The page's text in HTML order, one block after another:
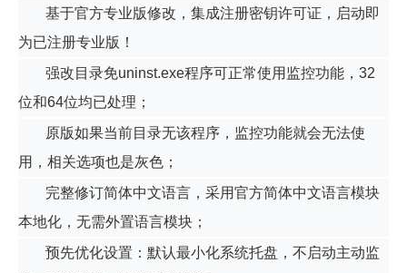
基于官方专业版修改，集成注册密钥许可证，启动即
为已注册专业版！
强改目录免uninst.exe程序可正常使用监控功能，32
位和64位均已处理；
原版如果当前目录无该程序，监控功能就会无法使
用，相关选项也是灰色；
完整修订简体中文语言，采用官方简体中文语言模块
本地化，无需外置语言模块；
预先优化设置：默认最小化系统托盘，不启动主动监